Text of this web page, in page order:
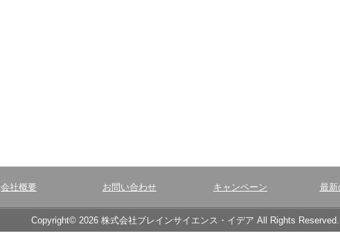
会社概要 お問い合わせ キャンペーン 最新
Copyright© 2026 株式会社ブレインサイエンス・イデア All Rights Reserved.